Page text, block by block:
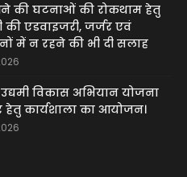
की घटनाओं की रोकथाम हेतु
की एडवाइजरी, जर्जर एवं
में न रहने की भी दी सलाह
विकास अभियान योजना
हेतु कार्यशाला का आयोजन।